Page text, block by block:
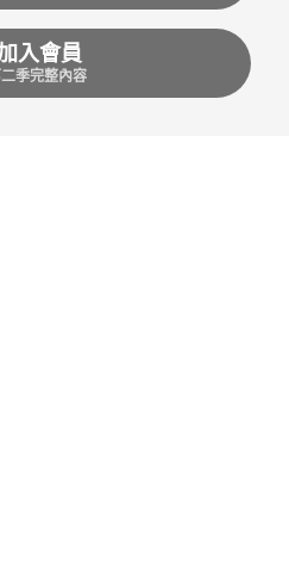
入會員
季完整內容